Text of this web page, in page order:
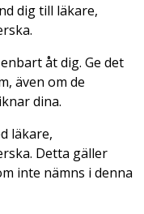
dig till läkare,
åt dig. Ge det
även om de
dina.
läkare,
Detta gäller
inte nämns i denna